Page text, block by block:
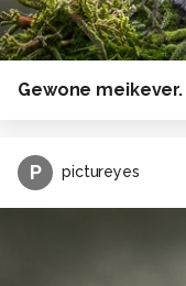
Gewone meikever.
P pictureyes